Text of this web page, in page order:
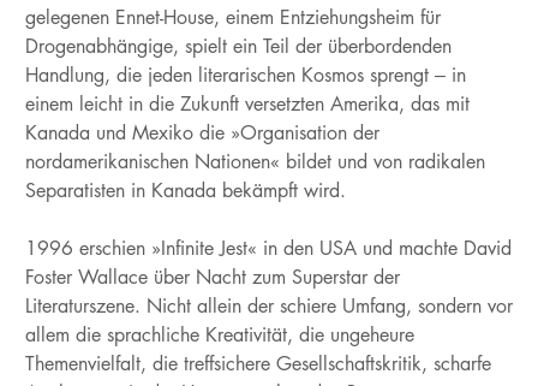
gelegenen Ennet-House, einem Entziehungsheim für
Drogenabhängige, spielt ein Teil der überbordenden
Handlung, die jeden literarischen Kosmos sprengt – in
einem leicht in die Zukunft versetzten Amerika, das mit
Kanada und Mexiko die »Organisation der
nordamerikanischen Nationen« bildet und von radikalen
Separatisten in Kanada bekämpft wird.
1996 erschien »Infinite Jest« in den USA und machte David
Foster Wallace über Nacht zum Superstar der
Literaturszene. Nicht allein der schiere Umfang, sondern vor
allem die sprachliche Kreativität, die ungeheure
Themenvielfalt, die treffsichere Gesellschaftskritik, scharfe